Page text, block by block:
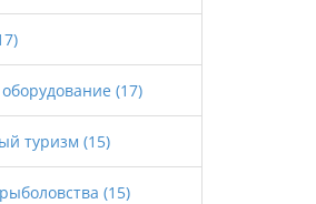
(17)
туризм (15)
(15)